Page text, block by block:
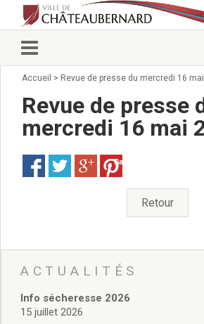
Vie municipale
Conseillers municipaux
Commissions 2026
Arrêtés du Maire
Services municipaux
Pour venir nous voir
administratives
Services Techniques
Affaires Scolaires
Vie associative
Accueil > Revue de presse du mercredi 16
Revue de presse
mercredi 16 mai
Save
Retour
ACTUALITÉS
Info sécheresse 2026
15 juillet 2026